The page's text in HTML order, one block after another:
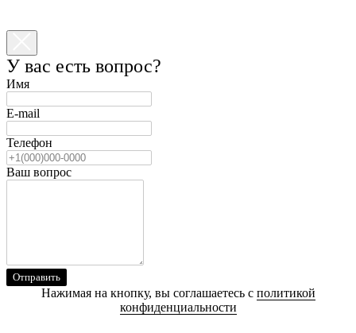
У вас есть вопрос?
Имя
E-mail
Телефон
Ваш вопрос
Отправить
Нажимая на кнопку, вы соглашаетесь с политикой
конфиденциальности